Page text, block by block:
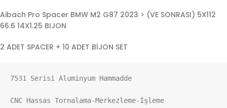
Aibach Pro Spacer BMW M2 G87 2023 > (VE SONRASI) 5X112
66.6 14X1.25 BIJON
2 ADET SPACER + 10 ADET BİJON SET
7531 Serisi Aluminyum Hammadde
CNC Hassas Tornalama-Merkezleme-İşleme